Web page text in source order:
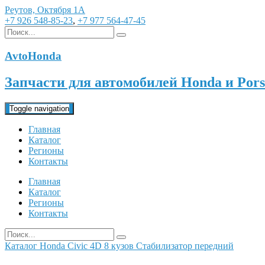
Реутов, Октября 1А
+7 926 548-85-23, +7 977 564-47-45
AvtoHonda
Запчасти для автомобилей Honda и
Toggle navigation
Главная
Каталог
Регионы
Контакты
Главная
Каталог
Регионы
Контакты
Каталог Honda Civic 4D 8 кузов Стабилизатор передний